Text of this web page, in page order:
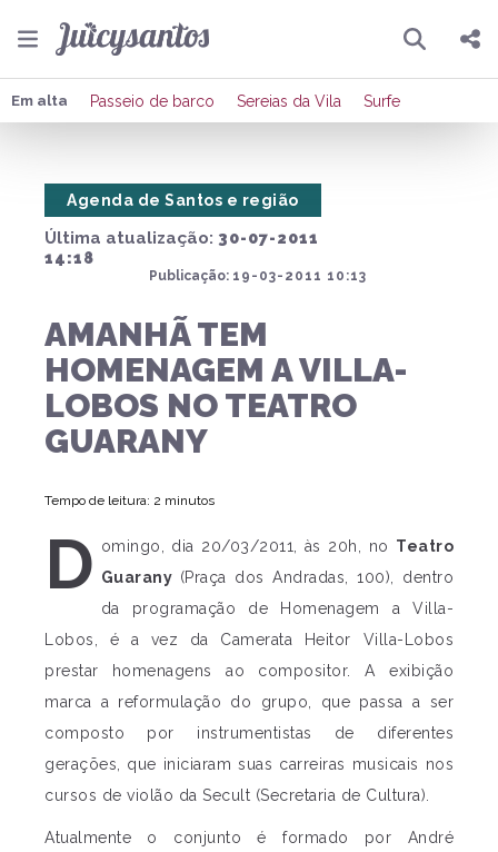
Pesquisar
Compartilhar
Em alta Passeio de barco Sereias da Vila Surfe
Última atualização: 30-07-2011
14:18
Publicação: 19-03-2011 10:13
Agenda de Santos e região
AMANHÃ TEM
HOMENAGEM A VILLA-
LOBOS NO TEATRO
GUARANY
Tempo de leitura: 2 minutos
D omingo, dia 20/03/2011, às 20h, no Teatro
Guarany (Praça dos Andradas, 100), dentro
da programação de Homenagem a Villa-
Lobos, é a vez da Camerata Heitor Villa-Lobos
prestar homenagens ao compositor. A exibição
marca a reformulação do grupo, que passa a ser
composto por instrumentistas de diferentes
gerações, que iniciaram suas carreiras musicais nos
cursos de violão da Secult (Secretaria de Cultura).
Atualmente o conjunto é formado por André